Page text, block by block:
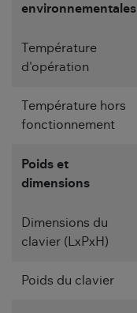
environnementales
Température
d'opération
Température hors
fonctionnement
Poids et
dimensions
Dimensions du
clavier (LxPxH)
Poids du clavier